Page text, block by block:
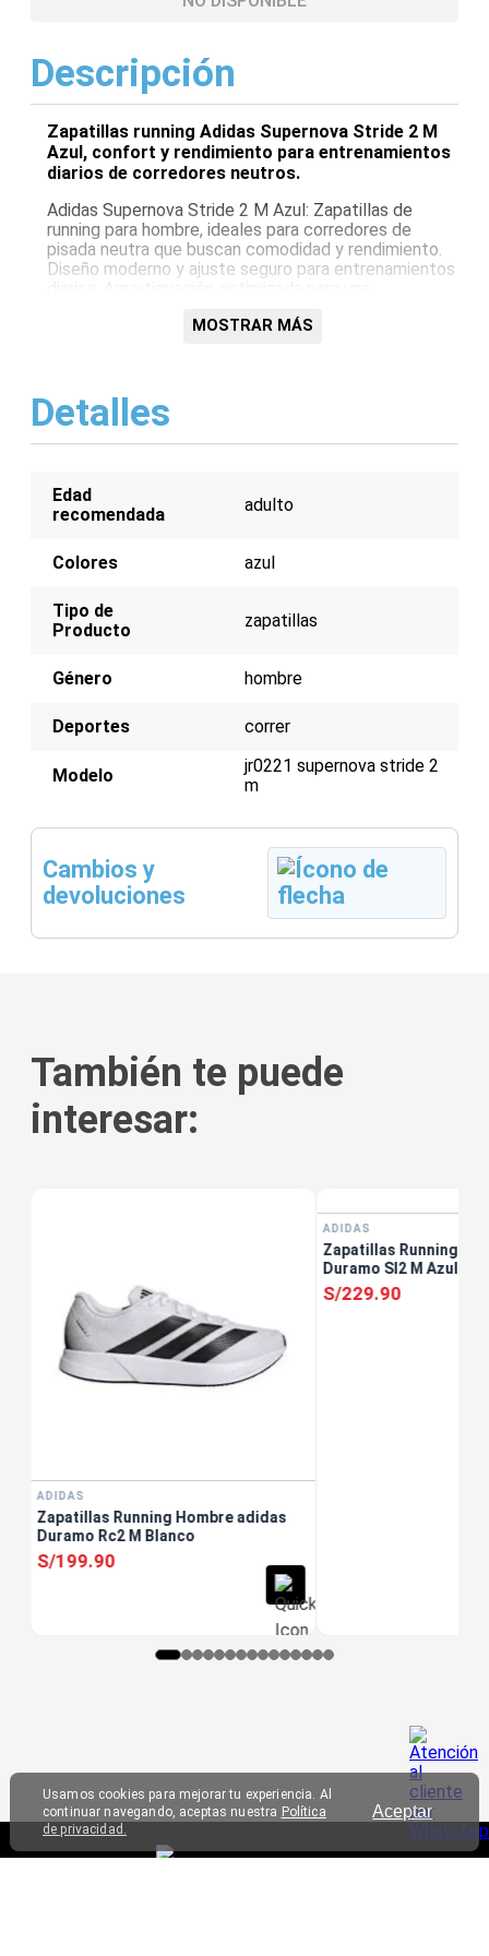
Aceptar
Usamos cookies para mejorar tu experiencia. Al
continuar navegando, aceptas nuestra Política
de privacidad.
Descripción
Zapatillas running Adidas Supernova Stride 2 M
Azul, confort y rendimiento para entrenamientos
diarios de corredores neutros.
Adidas Supernova Stride 2 M Azul: Zapatillas de
running para hombre, ideales para corredores de
pisada neutra que buscan comodidad y rendimiento.
Diseño moderno y ajuste seguro para entrenamientos
Ajuste seguro
Amortiguación optimizada
Ideales para corredores de pisada neutra
MOSTRAR MÁS
Detalles
Edad
recomendada
adulto
Colores azul
Tipo de
Producto
zapatillas
Género hombre
Deportes correr
Modelo
jr0221 supernova stride 2
m
Cambios y
devoluciones
También te puede
interesar:
ADIDAS
Zapatillas Running Hombre adidas
Duramo Rc2 M Blanco
S/199.90
ADIDAS
Zapatillas Running
Duramo Sl2 M Azul
S/229.90